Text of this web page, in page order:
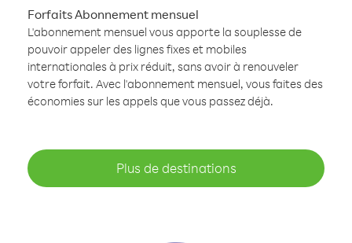
Forfaits Abonnement mensuel
L'abonnement mensuel vous apporte la souplesse de
pouvoir appeler des lignes fixes et mobiles
internationales à prix réduit, sans avoir à renouveler
votre forfait. Avec l'abonnement mensuel, vous faites des
économies sur les appels que vous passez déjà.
Plus de destinations